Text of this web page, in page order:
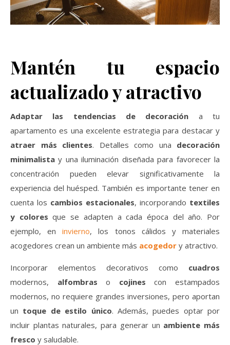
Mantén tu espacio
actualizado y atractivo
Adaptar las tendencias de decoración a tu
apartamento es una excelente estrategia para destacar y
atraer más clientes. Detalles como una decoración
minimalista y una iluminación diseñada para favorecer la
concentración pueden elevar significativamente la
experiencia del huésped. También es importante tener en
cuenta los cambios estacionales, incorporando textiles
y coloresque se adapten a cada época del año. Por
ejemplo, eninvierno, los tonos cálidos y materiales
acogedores crean un ambiente más acogedor y atractivo.
Incorporar elementos decorativos como cuadros
modernos, alfombras o cojines con estampados
modernos, no requiere grandes inversiones, pero aportan
un toque de estilo único. Además, puedes optar por
incluir plantas naturales, para generar un ambiente más
fresco y saludable.